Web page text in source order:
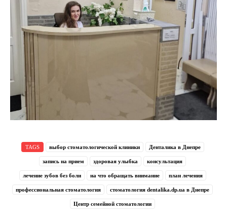
TAGS выбор стоматологической клиники Денталика в Днепре
запись на прием здоровая улыбка консультация
лечение зубов без боли на что обращать внимание план лечения
профессиональная стоматология стоматология dentalika.dp.ua в Днепре
Центр семейной стоматологии